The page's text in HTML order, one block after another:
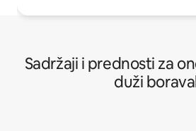
Sadržaji i prednosti za
duži